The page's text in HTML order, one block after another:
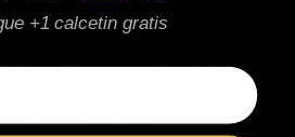
perfecto con caja original y
calidad y acabados top. Air Max y
Recomendable 100%.
+1 calcetin gratis